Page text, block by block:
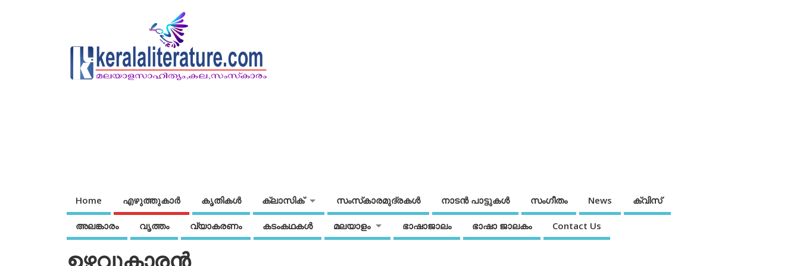
Home എഴുത്തുകാര്‍ കൃതികൾ ക്ലാസിക് സംസ്‌കാരമുദ്രകള്‍ നാടന്‍ പാട്ടുകള്‍ സംഗീതം News ക്വിസ്
അലങ്കാരം വൃത്തം വ്യാകരണം കടംകഥകള്‍ മലയാളം ഭാഷാജാലം ഭാഷാ ജാലകം Contact Us